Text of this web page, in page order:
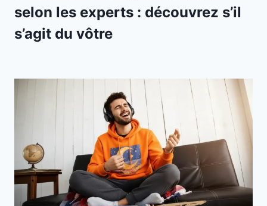
selon les experts : découvrez s’il
s’agit du vôtre